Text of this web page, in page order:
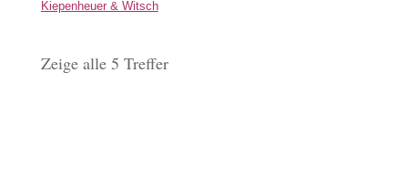
Kiepenheuer & Witsch
Zeige alle 5 Treffer